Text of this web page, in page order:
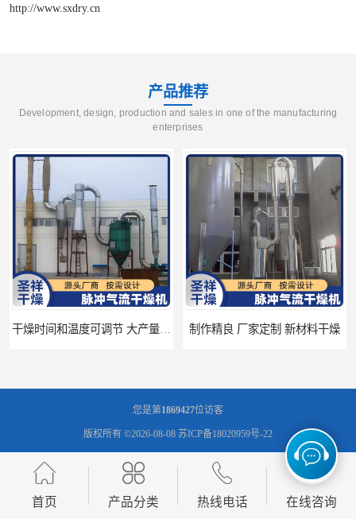
http://www.sxdry.cn
产品推荐
Development, design, production and sales in one of the manufacturing
enterprises
制作精良 厂家定制 新材料干燥 隔热设计 热风干燥系统
您是第1869427位访客
版权所有 ©2026-08-08 苏ICP备18020959号-22
技术支持： 八方资源网 管理员入口 网站地图
首页 产品分类 热线电话 在线咨询